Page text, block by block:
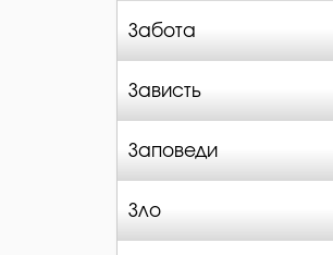
Забота
Зависть
Заповеди
Зло